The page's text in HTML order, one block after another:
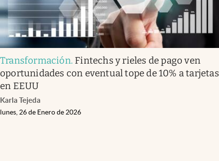
Transformación. Fintechs y rieles de pago ven
oportunidades con eventual tope de 10% a tarjetas
en EEUU
Karla Tejeda
lunes, 26 de Enero de 2026